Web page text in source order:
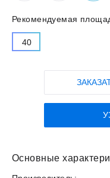
Рекомендуемая
40
Основные